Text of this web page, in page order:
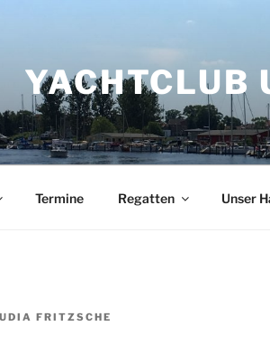
YACHTCLUB
Termine Regatten Unser
FRITZSCHE